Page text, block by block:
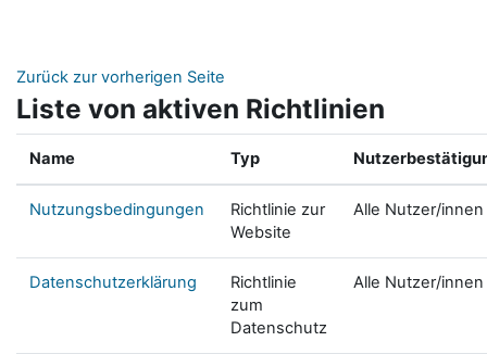
Zurück zur vorherigen Seite
Liste von aktiven Richtlinien
Name Typ
Nutzungsbedingungen
Richtlinie zur
Website
Alle Nutzer/innen
Datenschutzerklärung
Richtlinie
zum
Datenschutz
Alle Nutzer/innen